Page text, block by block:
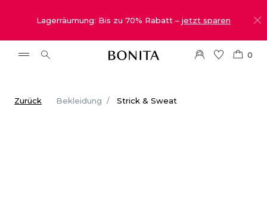
Lagerräumung: Bis zu 70% Rabatt – jetzt sparen
0
Zurück Bekleidung Strick & Sweat